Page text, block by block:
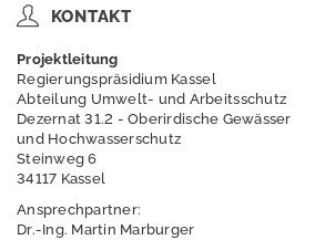
Fulda
Projektgebiet
Berichte
HN-Berechnung
KONTAKT
Projektleitung
Regierungspräsidium Kassel
Abteilung Umwelt- und Arbeitsschutz
Dezernat 31.2 - Oberirdische Gewässer
und Hochwasserschutz
Steinweg 6
34117 Kassel
Ansprechpartner:
Dr.-Ing. Martin Marburger